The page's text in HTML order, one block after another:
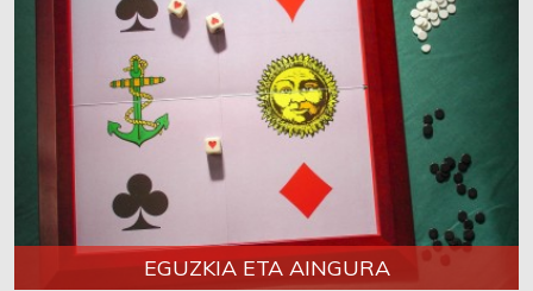
EGUZKIA ETA AINGURA